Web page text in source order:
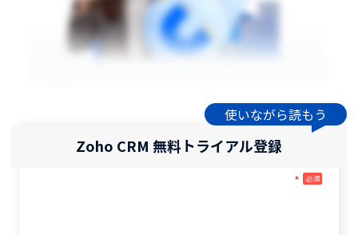
Zoho CRM 無料トライアル登録
使いながら読もう
* 必須